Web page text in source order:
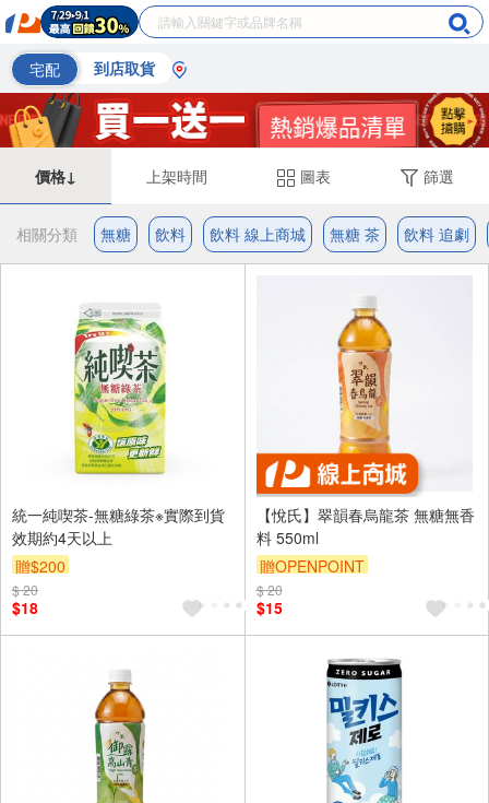
宅配 到店取貨
價格↓ 上架時間 圖表 篩選
相關分類 無糖 飲料 飲料 線上商城 無糖 茶 飲料 追劇
統一純喫茶-無糖綠茶※實際到貨
效期約4天以上
贈$200
$ 20
$18
【悅氏】翠韻春烏龍茶 無糖無香
料 550ml
贈OPENPOINT
$ 20
$15